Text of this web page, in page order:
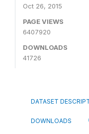
Oct 26, 2015
PAGE VIEWS
6407920
DOWNLOADS
41726
DATASET
DOWNLOADS